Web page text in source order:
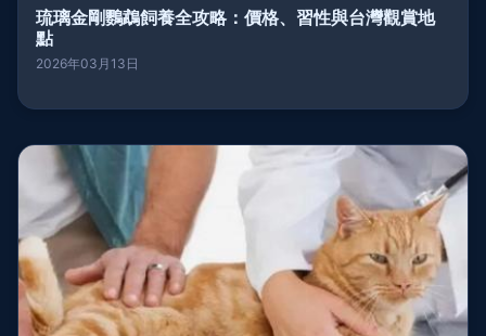
琉璃金剛鸚鵡飼養全攻略：價格、習性與台灣觀賞地
點
2026年03月13日